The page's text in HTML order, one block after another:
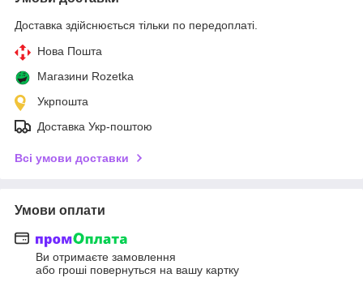
Доставка здійснюється тільки по передоплаті.
Нова Пошта
Магазини Rozetka
Укрпошта
Доставка Укр-поштою
Всі умови доставки
Умови оплати
Ви отримаєте замовлення
або гроші повернуться на вашу картку